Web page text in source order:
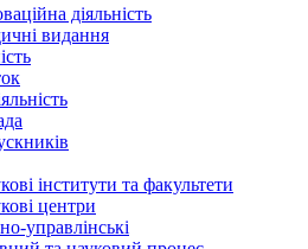
діяльність
видання
інститути та факультети
центри
управлінські